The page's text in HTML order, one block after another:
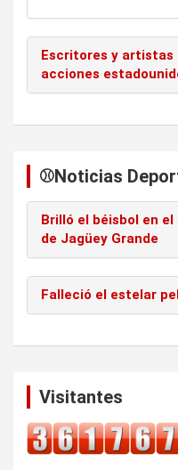
Escritores y artistas
acciones
⚾️Noticias
Brilló el béisbol en
de Jagüey Grande
Falleció el estelar
Visitantes